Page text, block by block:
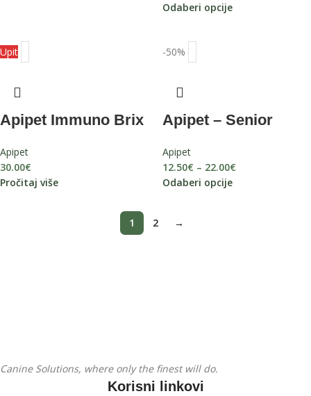
Odaberi opcije
Upit
Apipet Immuno Brix
Apipet
30.00€
Pročitaj više
-50%
Apipet – Senior
Apipet
12.50€ – 22.00€
Odaberi opcije
1 2 →
Canine Solutions, where only the finest will do.
Korisni linkovi